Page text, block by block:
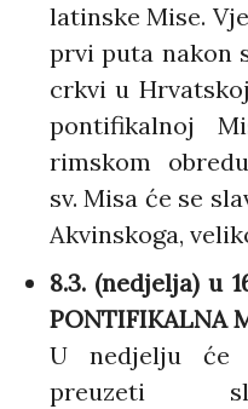
latinske Mise.
prvi puta nakon
crkvi u
pontifikalnoj
rimskom
sv. Misa će se
Akvinskoga,
8.3. (nedjelja) u
PONTIFIKALNA
U nedjelju će
preuzeti